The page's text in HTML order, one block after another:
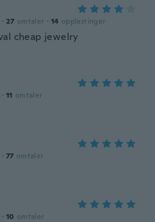
· 27 omtaler · 14 opplastinger
cheap jewelry
· 11 omtaler
· 77 omtaler
· 10 omtaler